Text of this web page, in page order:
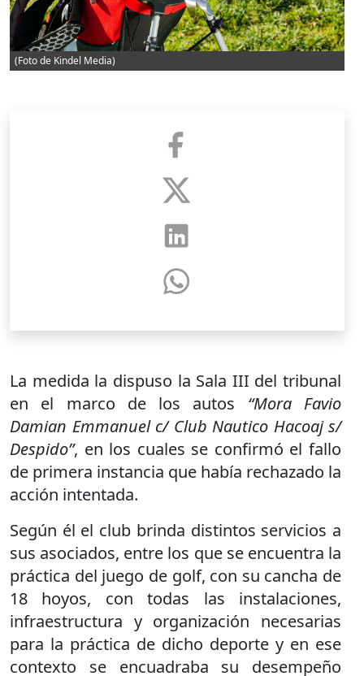
(Foto de Kindel Media)
La medida la dispuso la Sala III del tribunal
en el marco de los autos “Mora Favio
Damian Emmanuel c/ Club Nautico Hacoaj s/
Despido”, en los cuales se confirmó el fallo
de primera instancia que había rechazado la
acción intentada.
Según él el club brinda distintos servicios a
sus asociados, entre los que se encuentra la
práctica del juego de golf, con su cancha de
18 hoyos, con todas las instalaciones,
infraestructura y organización necesarias
para la práctica de dicho deporte y en ese
contexto se encuadraba su desempeño